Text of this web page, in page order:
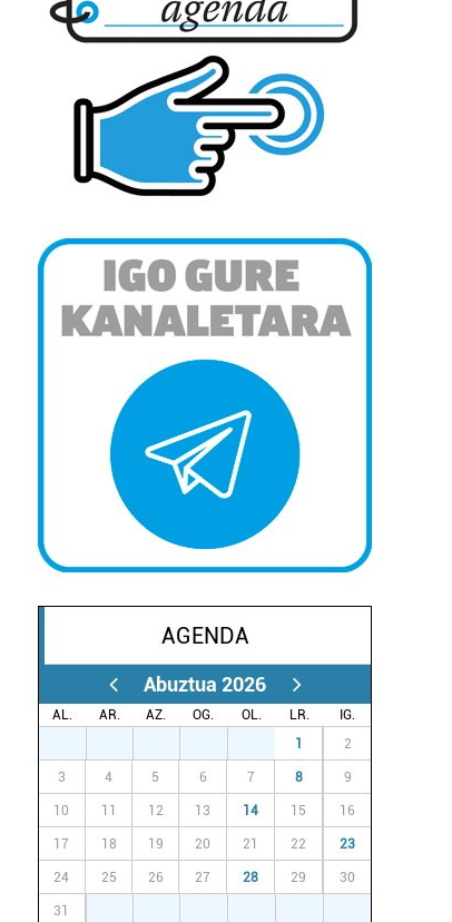
AGENDA
Abuztua 2026
AL. AR. AZ. OG. OL. LR.
IG.
1 2
3 4 5 6 7 8 9
10 11 12 13 14 15 16
17 18 19 20 21 22 23
24 25 26 27 28 29 30
31